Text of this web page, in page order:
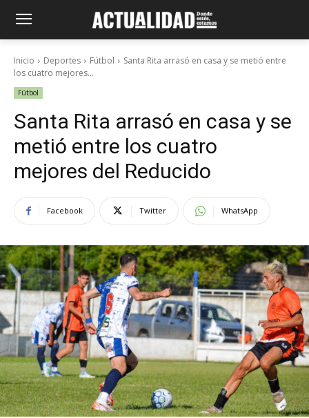
Inicio Deportes Fútbol
Santa Rita arrasó en casa y se metió entre
los cuatro mejores...
Fútbol
Santa Rita arrasó en casa y se
metió entre los cuatro
mejores del Reducido
Facebook Twitter WhatsApp